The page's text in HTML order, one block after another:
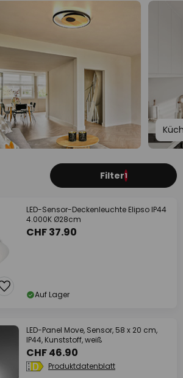
Filter1
LED-Sensor-Deckenleuchte Elipso IP44
4.000K Ø28cm
CHF 37.90
Auf Lager
LED-Panel Move, Sensor, 58 x 20 cm,
IP44, Kunststoff, weiß
CHF 46.90
Produktdatenblatt